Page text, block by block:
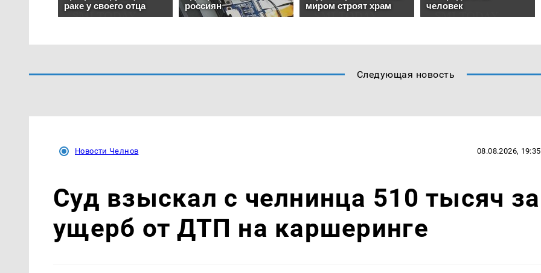
Следующая новость
Новости Челнов 08.08.2026, 19:35
Суд взыскал с челнинца 510 тысяч за
ущерб от ДТП на каршеринге